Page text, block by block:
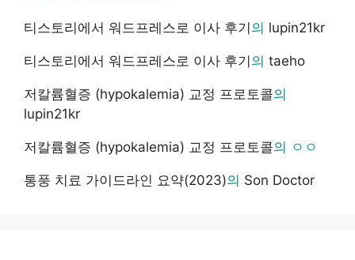
티스토리에서 워드프레스로 이사 후기의 lupin21kr
티스토리에서 워드프레스로 이사 후기의 taeho
저칼륨혈증 (hypokalemia) 교정 프로토콜의
lupin21kr
저칼륨혈증 (hypokalemia) 교정 프로토콜의 ㅇㅇ
통풍 치료 가이드라인 요약(2023)의 Son Doctor